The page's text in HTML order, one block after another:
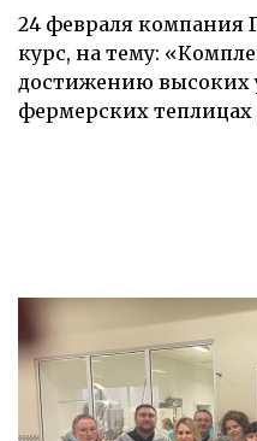
24 февраля компания
курс, на тему:
достижению высоких
фермерских теплицах